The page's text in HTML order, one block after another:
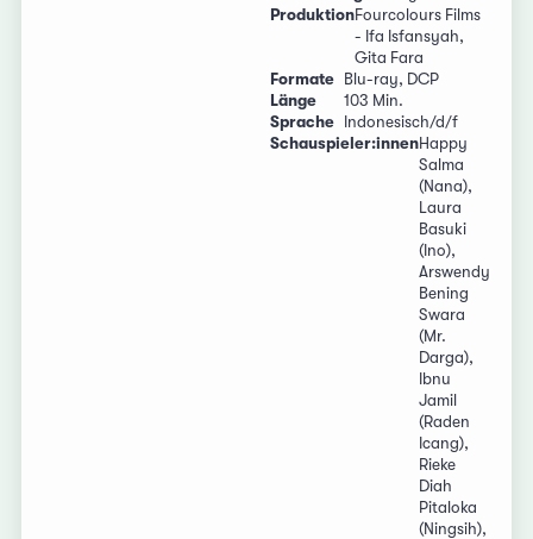
ProduktionFourcolours Films
- Ifa Isfansyah,
Gita Fara
Formate
Blu-ray, DCP
Länge
103 Min.
Sprache
Indonesisch/d/f
Schauspieler:innenHappy
Salma
(Nana),
Laura
Basuki
(Ino),
Arswendy
Bening
Swara
(Mr.
Darga),
Ibnu
Jamil
(Raden
Icang),
Rieke
Diah
Pitaloka
(Ningsih),